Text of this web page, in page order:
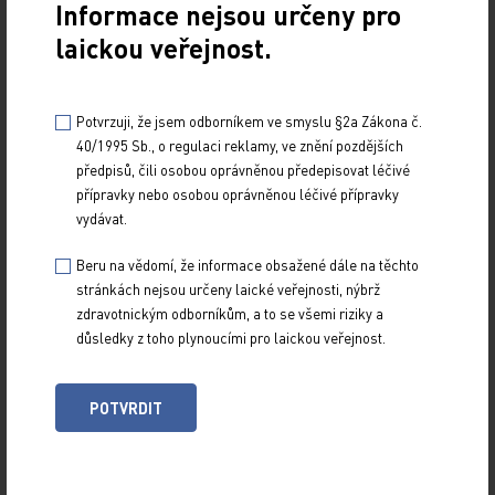
Z NOVINEK
ARCHIV
RUBRIKY
SPECIÁLY
O TITULU
Informace nejsou určeny pro
laickou veřejnost.
Potvrzuji, že jsem odborníkem ve smyslu §2a Zákona č.
40/1995 Sb., o regulaci reklamy, ve znění pozdějších
předpisů, čili osobou oprávněnou předepisovat léčivé
přípravky nebo osobou oprávněnou léčivé přípravky
vydávat.
Beru na vědomí, že informace obsažené dále na těchto
stránkách nejsou určeny laické veřejnosti, nýbrž
zdravotnickým odborníkům, a to se všemi riziky a
důsledky z toho plynoucími pro laickou veřejnost.
POTVRDIT